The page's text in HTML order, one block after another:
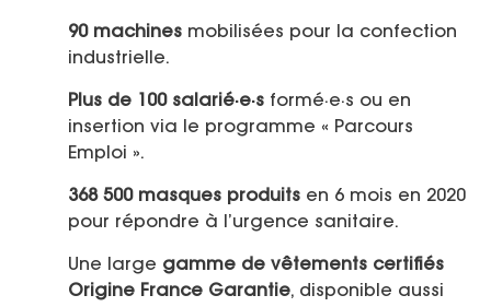
90 machines mobilisées pour la confection
industrielle.
Plus de 100 salarié·e·s formé·e·s ou en
insertion via le programme « Parcours
Emploi ».
368 500 masques produits en 6 mois en 2020
pour répondre à l’urgence sanitaire.
Une large gamme de vêtements certifiés
Origine France Garantie, disponible aussi